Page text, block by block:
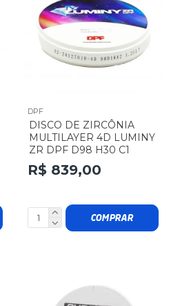
DPF
DISCO DE ZIRCÔNIA
MULTILAYER 4D LUMINY
ZR DPF D98 H30 C1
R$ 839,00
COMPRAR